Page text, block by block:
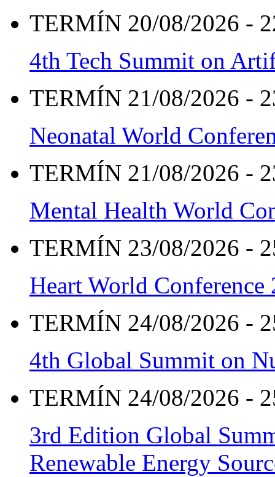
TERMÍN 20/08/2026 -
4th Tech Summit on
TERMÍN 21/08/2026 -
Neonatal World
TERMÍN 21/08/2026 -
Mental Health World
TERMÍN 23/08/2026 -
Heart World Conference
TERMÍN 24/08/2026 -
4th Global Summit on
TERMÍN 24/08/2026 -
3rd Edition Global
Renewable Energy